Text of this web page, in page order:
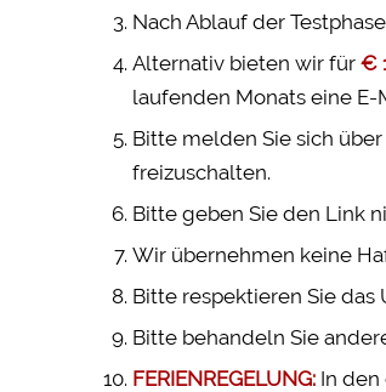
Nach Ablauf der
Alternativ bieten wir für €
laufenden Monats eine E-
Bitte melden Sie sich
freizuschalten.
Bitte geben Sie den Link
Wir übernehmen keine
Bitte respektieren Sie
Bitte behandeln Sie
FERIENREGELUNG: In den